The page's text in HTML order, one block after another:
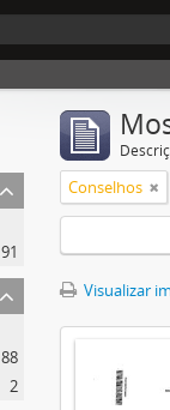
91
88
2
Conselhos
Visualizar